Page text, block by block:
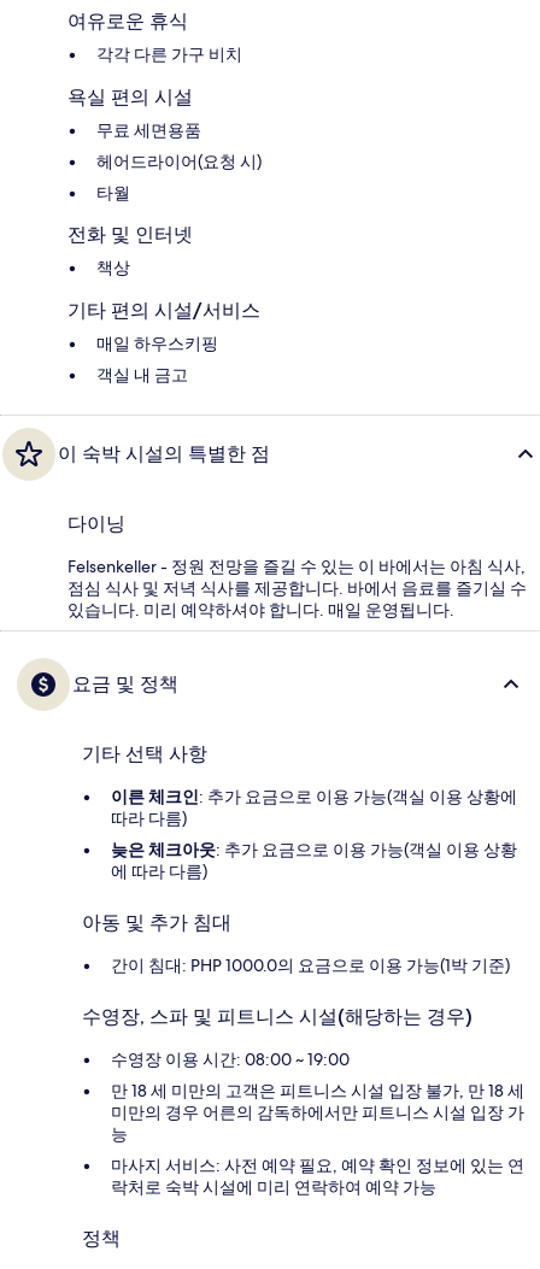
여유로운 휴식
각각 다른 가구 비치
욕실 편의 시설
무료 세면용품
헤어드라이어(요청 시)
타월
전화 및 인터넷
책상
기타 편의 시설/서비스
매일 하우스키핑
객실 내 금고
이 숙박 시설의 특별한 점
다이닝
Felsenkeller - 정원 전망을 즐길 수 있는 이 바에서는 아침 식사,
점심 식사 및 저녁 식사를 제공합니다. 바에서 음료를 즐기실 수
있습니다. 미리 예약하셔야 합니다. 매일 운영됩니다.
요금 및 정책
기타 선택 사항
이른 체크인: 추가 요금으로 이용 가능(객실 이용 상황에
따라 다름)
늦은 체크아웃: 추가 요금으로 이용 가능(객실 이용 상황
에 따라 다름)
아동 및 추가 침대
간이 침대: PHP 1000.0의 요금으로 이용 가능(1박 기준)
수영장, 스파 및 피트니스 시설(해당하는 경우)
수영장 이용 시간: 08:00 ~ 19:00
만 18 세 미만의 고객은 피트니스 시설 입장 불가, 만 18 세
미만의 경우 어른의 감독하에서만 피트니스 시설 입장 가
능
마사지 서비스: 사전 예약 필요, 예약 확인 정보에 있는 연
락처로 숙박 시설에 미리 연락하여 예약 가능
정책